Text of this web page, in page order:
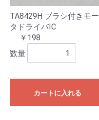
TA8429H ブラシ付きモー
タドライバIC
￥198
数量
カートに入れる